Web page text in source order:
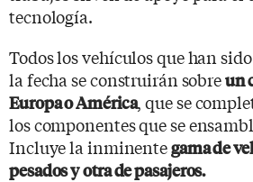
tecnología.
Todos los vehículos que han
la fecha se construirán sobreun
Europa o América, que se
los componentes que se
Incluye la inminentegama de
pesados yotra de pasajeros.